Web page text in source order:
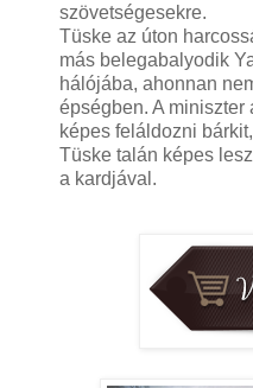
szövetségesekre.
Tüske az úton
más belegabalyodik
hálójába, ahonnan
épségben. A miniszter
képes feláldozni
Tüske talán képes
a kardjával.